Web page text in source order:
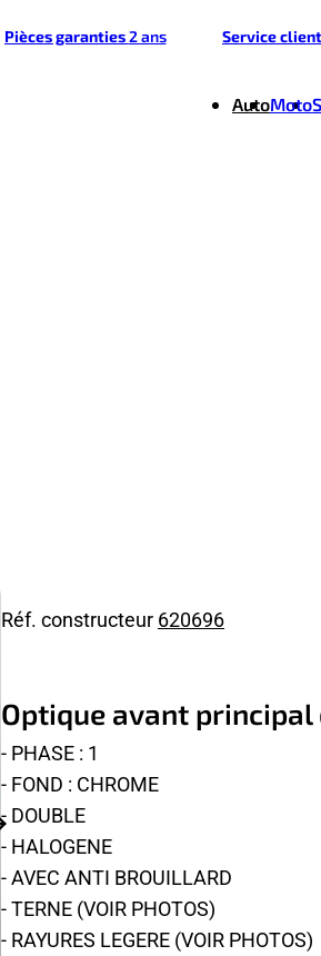
Pièces garanties2 ans Service
AutoMoto
Réf. constructeur 620696
Optique avant principal
- PHASE : 1
- FOND : CHROME
- DOUBLE
- HALOGENE
- AVEC ANTI BROUILLARD
- TERNE (VOIR PHOTOS)
- RAYURES LEGERE (VOIR PHOTOS)